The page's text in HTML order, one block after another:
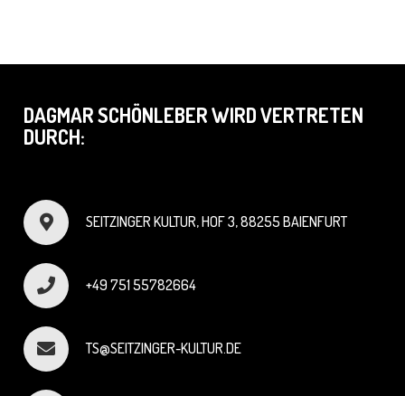
DAGMAR SCHÖNLEBER WIRD VERTRETEN
DURCH:
SEITZINGER KULTUR, HOF 3, 88255 BAIENFURT
+49 751 55782664
TS@SEITZINGER-KULTUR.DE